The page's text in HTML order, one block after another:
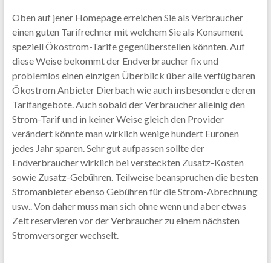
Oben auf jener Homepage erreichen Sie als Verbraucher
einen guten Tarifrechner mit welchem Sie als Konsument
speziell Ökostrom-Tarife gegenüberstellen könnten. Auf
diese Weise bekommt der Endverbraucher fix und
problemlos einen einzigen Überblick über alle verfügbaren
Ökostrom Anbieter Dierbach wie auch insbesondere deren
Tarifangebote. Auch sobald der Verbraucher alleinig den
Strom-Tarif und in keiner Weise gleich den Provider
verändert könnte man wirklich wenige hundert Euronen
jedes Jahr sparen. Sehr gut aufpassen sollte der
Endverbraucher wirklich bei versteckten Zusatz-Kosten
sowie Zusatz-Gebühren. Teilweise beanspruchen die besten
Stromanbieter ebenso Gebühren für die Strom-Abrechnung
usw.. Von daher muss man sich ohne wenn und aber etwas
Zeit reservieren vor der Verbraucher zu einem nächsten
Stromversorger wechselt.